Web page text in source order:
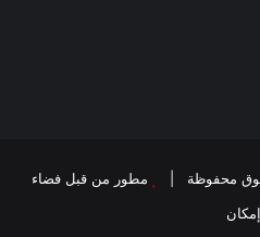
مطور من قبل فضاء
إمكان